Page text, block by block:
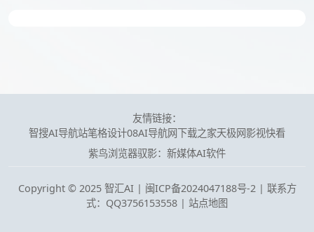
友情链接：
智搜AI导航站笔格设计08AI导航网下载之家天极网影视快看
紫鸟浏览器驭影：新媒体AI软件
Copyright © 2025 智汇AI | 闽ICP备2024047188号-2 | 联系方
式：QQ3756153558 | 站点地图